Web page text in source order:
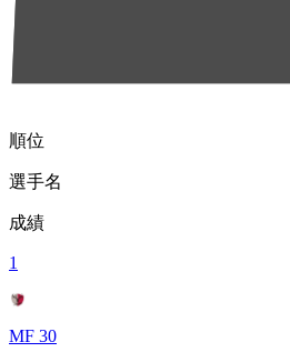
順位
選手名
成績
1
MF 30